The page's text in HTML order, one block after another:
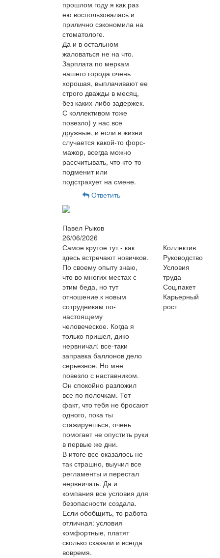
прошлом году я как раз
ею воспользовалась и
прилично сэкономила на
стоматологе.
Да и в остальном
жаловаться не на что.
Зарплата по меркам
нашего города очень
хорошая, выплачивают ее
строго дважды в месяц,
без каких-либо задержек.
С коллективом тоже
повезло) у нас все
дружные, и если в жизни
случается какой-то форс-
мажор, всегда можно
рассчитывать, что кто-то
подменит или
подстрахует на смене.
Ответить
Павел Рыков
26/06/2026
Самое крутое тут - как
здесь встречают новичков.
По своему опыту знаю,
что во многих местах с
этим беда, но тут
отношение к новым
сотрудникам по-
настоящему
человеческое. Когда я
только пришел, дико
нервничал: все-таки
заправка баллонов дело
серьезное. Но мне
повезло с наставником.
Он спокойно разложил
все по полочкам. Тот
факт, что тебя не бросают
одного, пока ты
стажируешься, очень
помогает не опустить руки
в первые же дни.
В итоге все оказалось не
так страшно, выучил все
регламенты и перестал
нервничать. Да и
компания все условия для
безопасности создала.
Если обобщить, то работа
отличная: условия
комфортные, платят
сколько сказали и всегда
вовремя.
Коллектив
Руководство
Условия
труда
Соц.пакет
Карьерный
рост